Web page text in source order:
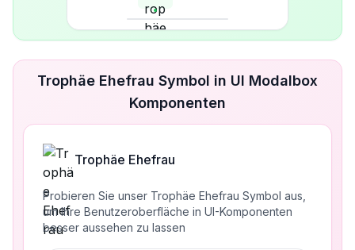
Trophäe Ehefrau Symbol in UI Modalbox
Komponenten
Trophäe Ehefrau
Probieren Sie unser Trophäe Ehefrau Symbol aus,
um Ihre Benutzeroberfläche in UI-Komponenten
besser aussehen zu lassen